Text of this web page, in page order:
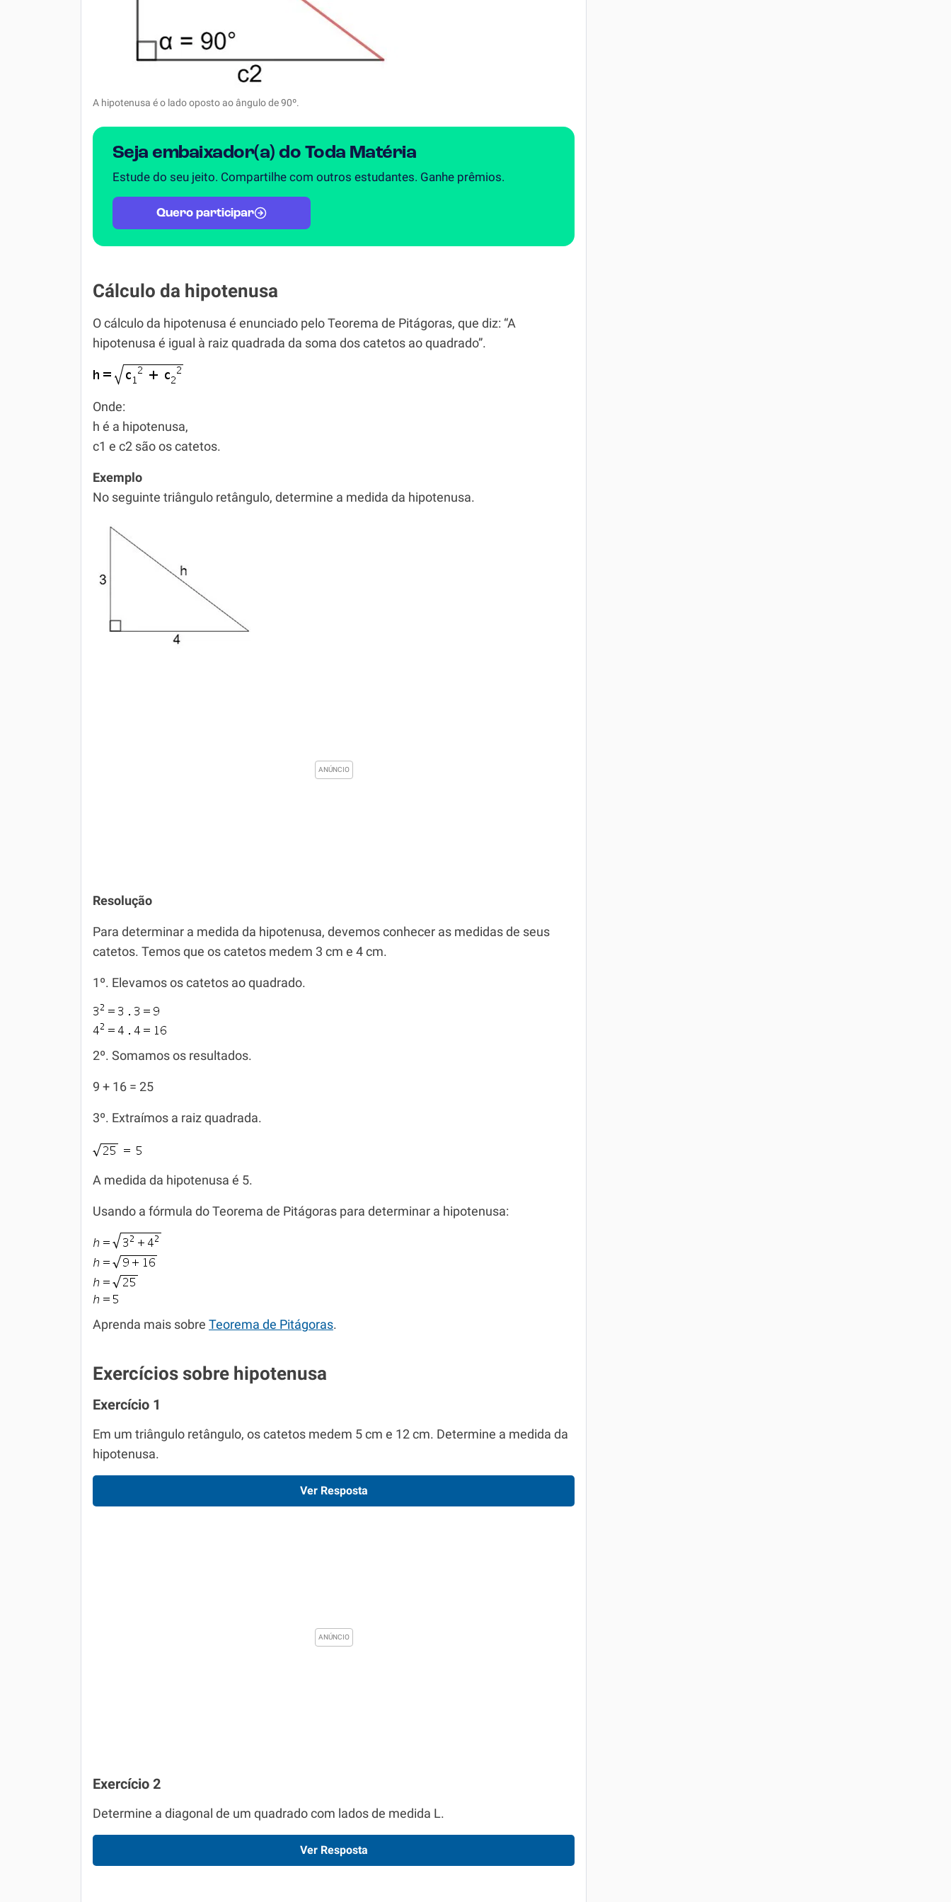
A hipotenusa é o lado oposto ao ângulo de 90º.
Seja embaixador(a) do Toda Matéria
Estude do seu jeito. Compartilhe com outros estudantes. Ganhe prêmios.
Quero participar
Cálculo da hipotenusa
O cálculo da hipotenusa é enunciado pelo Teorema de Pitágoras, que diz: “A
hipotenusa é igual à raiz quadrada da soma dos catetos ao quadrado”.
Onde:
h é a hipotenusa,
c1 e c2 são os catetos.
Exemplo
No seguinte triângulo retângulo, determine a medida da hipotenusa.
Resolução
Para determinar a medida da hipotenusa, devemos conhecer as medidas de seus
catetos. Temos que os catetos medem 3 cm e 4 cm.
1º. Elevamos os catetos ao quadrado.
2º. Somamos os resultados.
9 + 16 = 25
3º. Extraímos a raiz quadrada.
A medida da hipotenusa é 5.
Usando a fórmula do Teorema de Pitágoras para determinar a hipotenusa:
Aprenda mais sobre Teorema de Pitágoras.
Exercícios sobre hipotenusa
Exercício 1
Em um triângulo retângulo, os catetos medem 5 cm e 12 cm. Determine a medida da
hipotenusa.
Ver Resposta
Exercício 2
Determine a diagonal de um quadrado com lados de medida L.
Ver Resposta